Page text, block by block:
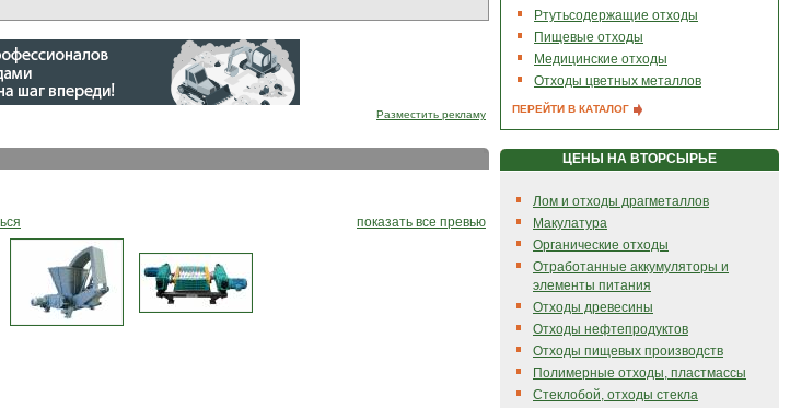
Разместить рекламу
показать все превью
Ртутьсодержащие отходы
Пищевые отходы
Медицинские отходы
Отходы цветных металлов
ПЕРЕЙТИ В КАТАЛОГ
ЦЕНЫ НА ВТОРСЫРЬЕ
Лом и отходы драгметаллов
Макулатура
Органические отходы
Отработанные аккумуляторы и
элементы питания
Отходы древесины
Отходы нефтепродуктов
Отходы пищевых производств
Полимерные отходы, пластмассы
Стеклобой, отходы стекла